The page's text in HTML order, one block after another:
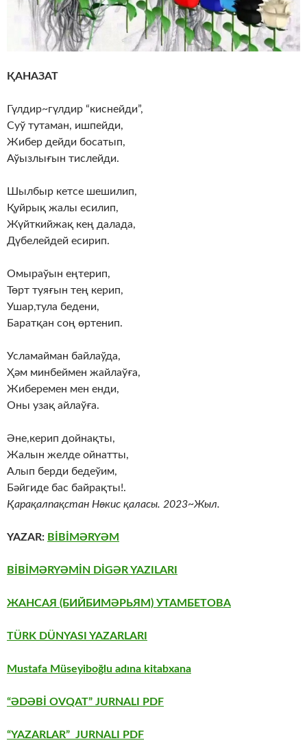
ҚАНАЗАТ
Гүлдир~гүлдир “киснейди”,
Суў тутаман, ишпейди,
Жибер дейди босатып,
Аўызлығын тислейди.
Шылбыр кетсе шешилип,
Қуйрық жалы есилип,
Жүйткийжақ кең далада,
Дүбелейдей есирип.
Омыраўын еңтерип,
Төрт туяғын тең керип,
Ушар,тула бедени,
Баратқан соң өртенип.
Усламайман байлаўда,
Ҳәм минбеймен жайлаўға,
Жиберемен мен енди,
Оны узақ айлаўға.
Әне,керип дойнақты,
Жалын желде ойнатты,
Алып берди бедеўим,
Бәйгиде бас байрақты!.
Қарақалпақстан Нөкис қаласы. 2023~Жыл.
YAZAR: BİBİMƏRYƏM
BİBİMƏRYƏMİN DİGƏR YAZILARI
ЖАНСАЯ (БИЙБИМӘРЬЯМ) УТАМБЕТОВА
TÜRK DÜNYASI YAZARLARI
Mustafa Müseyiboğlu adına kitabxana
“ƏDƏBİ OVQAT” JURNALI PDF
“YAZARLAR” JURNALI PDF